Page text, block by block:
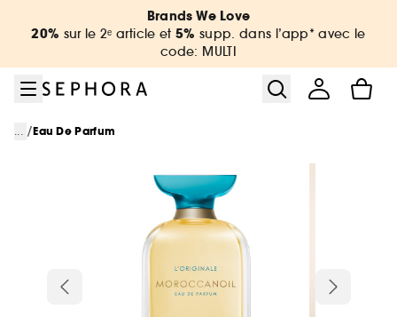
Aller au contenu principal
Aller au pied de pageBrands We Love
20% sur le 2ᵉ article et 5% supp. dans l’app* avec le
code: MULTI
... /Eau De Parfum